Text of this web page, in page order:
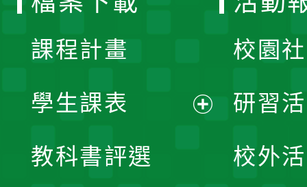
課程計畫
學生課表
教科書評選
校園
研習
校外